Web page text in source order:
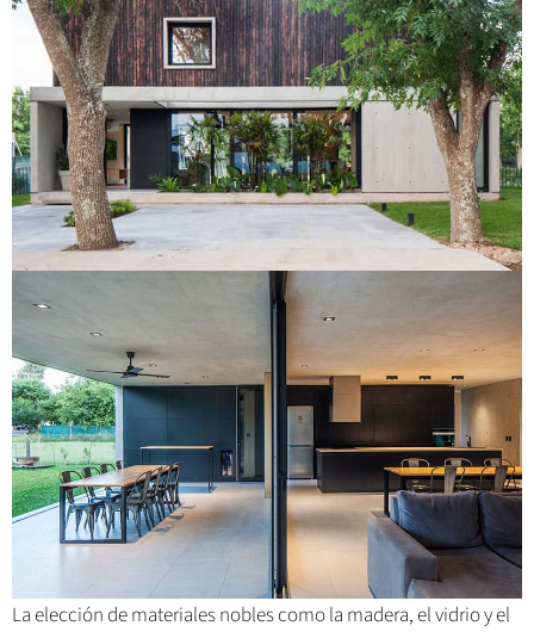
La elección de materiales nobles como la madera, el vidrio y el